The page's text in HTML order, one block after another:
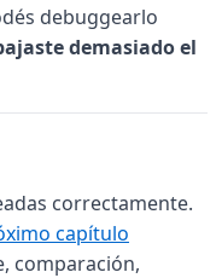
debuggearlo
demasiado el
correctamente.
capítulo
comparación,